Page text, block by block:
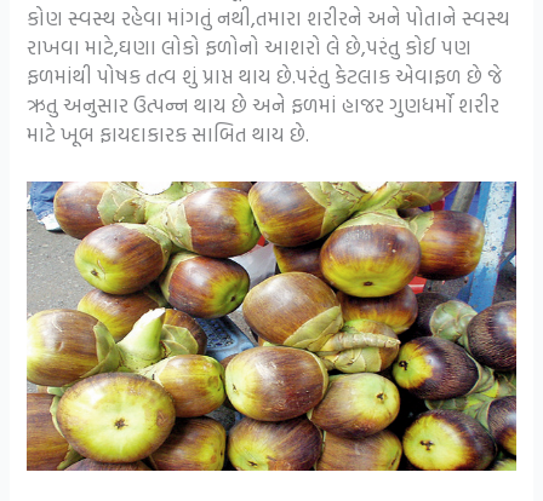
કોણ સ્વસ્થ રહેવા માંગતું નથી,તમારા શરીરને અને પોતાને સ્વસ્થ
રાખવા માટે,ઘણા લોકો ફળોનો આશરો લે છે,પરંતુ કોઈ પણ
ફળમાંથી પોષક તત્વ શું પ્રાપ્ત થાય છે.પરંતુ કેટલાક એવાફળ છે જે
ઋતુ અનુસાર ઉત્પન્ન થાય છે અને ફળમાં હાજર ગુણધર્મો શરીર
માટે ખૂબ ફાયદાકારક સાબિત થાય છે.